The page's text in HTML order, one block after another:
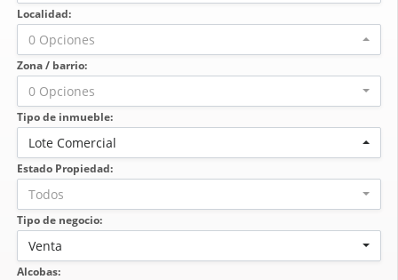
Localidad:
0 Opciones
Zona / barrio:
0 Opciones
Tipo de inmueble:
Lote Comercial
Estado Propiedad:
Todos
Tipo de negocio:
Venta
Alcobas: